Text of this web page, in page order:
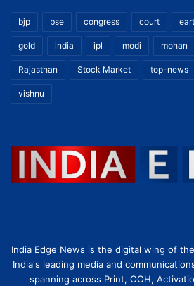
bjp bse congress court
gold india ipl modi mohan
Rajasthan Stock Market top-news
vishnu
India Edge News is the digital wing of
India's leading media and
spanning across Print, OOH,